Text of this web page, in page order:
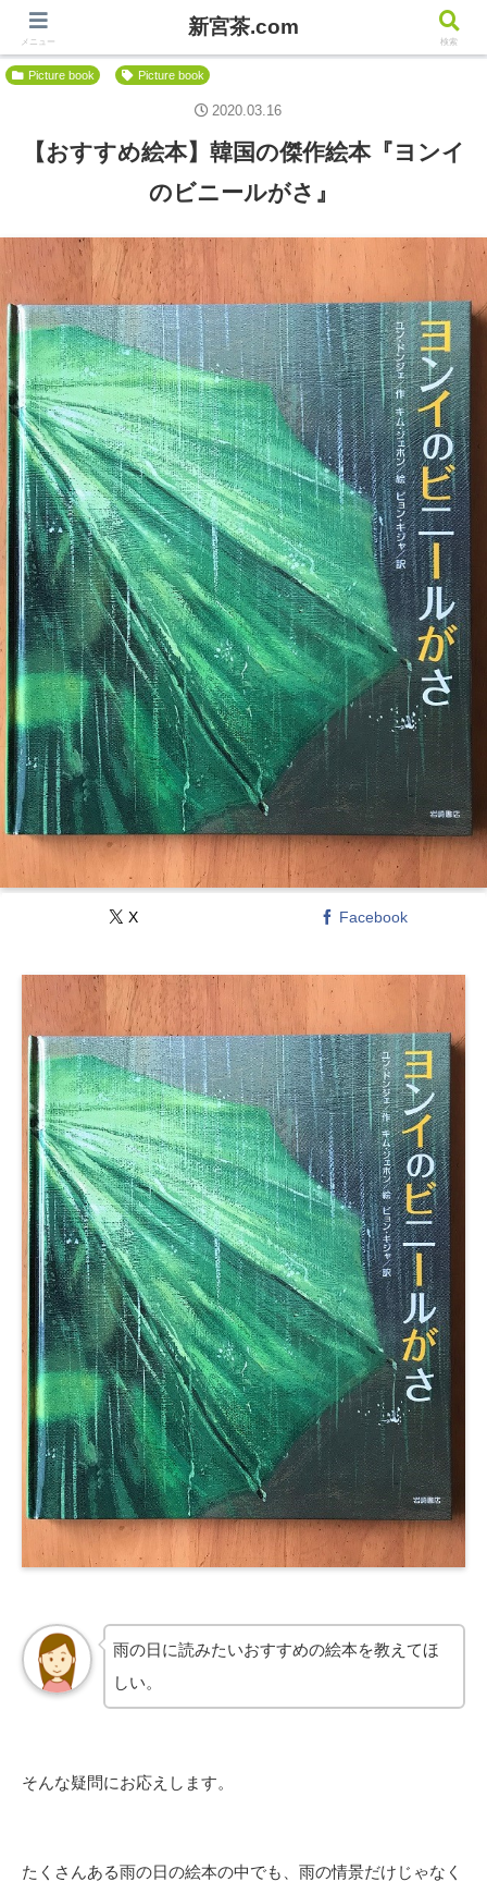
新宮茶.com
Picture book Picture book
【おすすめ絵本】韓国の傑作絵本『ヨンイ
のビニールがさ』
X Facebook
2020.03.16
雨の日に読みたいおすすめの絵本を教えてほ
しい。
そんな疑問にお応えします。
たくさんある雨の日の絵本の中でも、雨の情景だけじゃなく
メニュー
新宮茶.com
検索